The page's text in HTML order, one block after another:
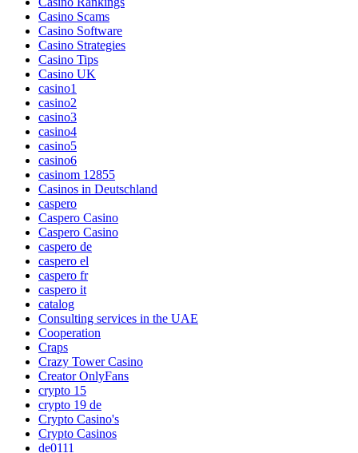
Casino Scams
Casino Software
Casino Strategies
Casino Tips
Casino UK
casino1
casino2
casino3
casino4
casino5
casino6
casinom 12855
Casinos in Deutschland
caspero
Caspero Casino
Caspero Casino
caspero de
caspero el
caspero fr
caspero it
catalog
Consulting services in the UAE
Cooperation
Craps
Crazy Tower Сasino
Creator OnlyFans
crypto 15
crypto 19 de
Crypto Casino's
Crypto Casinos
de0111